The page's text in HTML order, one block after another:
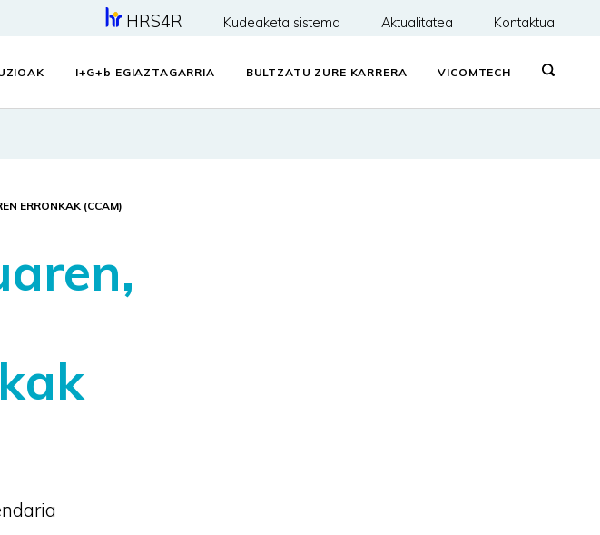
HRS4R Kudeaketa sistema Aktualitatea Kontaktua
I+G+ b EGIAZTAGARRIA BULTZATU ZURE KARRERA VICOMTECH
ERRONKAK (CCAM)